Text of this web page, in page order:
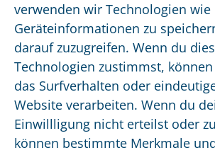
verwenden wir Technologien wie
Geräteinformationen zu
darauf zuzugreifen. Wenn du
Technologien zustimmst,
das Surfverhalten oder
Website verarbeiten. Wenn du
Einwillligung nicht erteilst oder
können bestimmte Merkmale
Soforthilfe finden Sie über
Jetzt im Appstore oder
downloaden!
0641 95260